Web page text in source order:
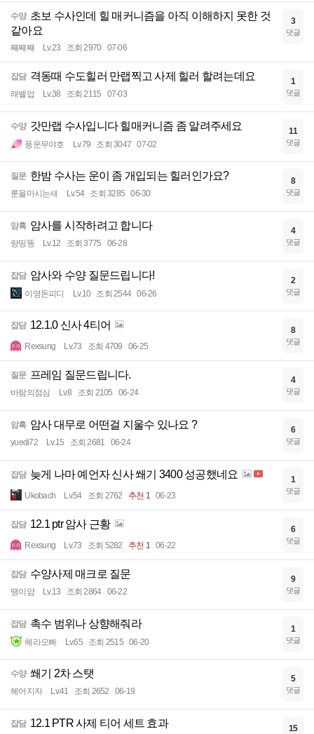
수양 초보 수사인데 힐 매커니즘을 아직 이해하지 못한 것
같아요
쨰쨰쨰 Lv.23 조회 2970 07-06
3
댓글
잡담 격동때 수도힐러 만랩찍고 사제 힐러 할려는데요
래밸업 Lv.38 조회 2115 07-03
1
댓글
수양 갓만랩 수사입니다 힐매커니즘 좀 알려주세요
풍운무야호 Lv.79 조회 3047 07-02
11
댓글
질문 한밤 수사는 운이 좀 개입되는 힐러인가요?
룬을마시는새 Lv.54 조회 3285 06-30
8
댓글
암흑 암사를 시작하려고 합니다
랑띵똥 Lv.12 조회 3775 06-28
4
댓글
잡담 암사와 수양 질문드립니다!
이영돈피디 Lv.10 조회 2544 06-26
2
댓글
잡담 12.1.0 신사 4티어
Rexsung Lv.73 조회 4709 06-25
8
댓글
질문 프레임 질문드립니다.
바람의점심 Lv.8 조회 2105 06-24
4
댓글
암흑 암사 대무로 어떤걸 지울수 있나요 ?
yuedi72 Lv.15 조회 2681 06-24
6
댓글
잡담 늦게 나마 예언자 신사 쐐기 3400 성공했네요
Ukobach Lv.54 조회 2762 추천 1 06-23
1
댓글
잡담 12.1 ptr 암사 근황
Rexsung Lv.73 조회 5282 추천 1 06-22
6
댓글
잡담 수양사제 매크로 질문
땡이얌 Lv.13 조회 2864 06-22
9
댓글
잡담 촉수 범위나 상향해줘라
헤라오빠 Lv.65 조회 2515 06-20
1
댓글
수양 쐐기 2차 스탯
헤어지자 Lv.41 조회 2652 06-19
5
댓글
잡담 12.1 PTR 사제 티어 세트 효과 15